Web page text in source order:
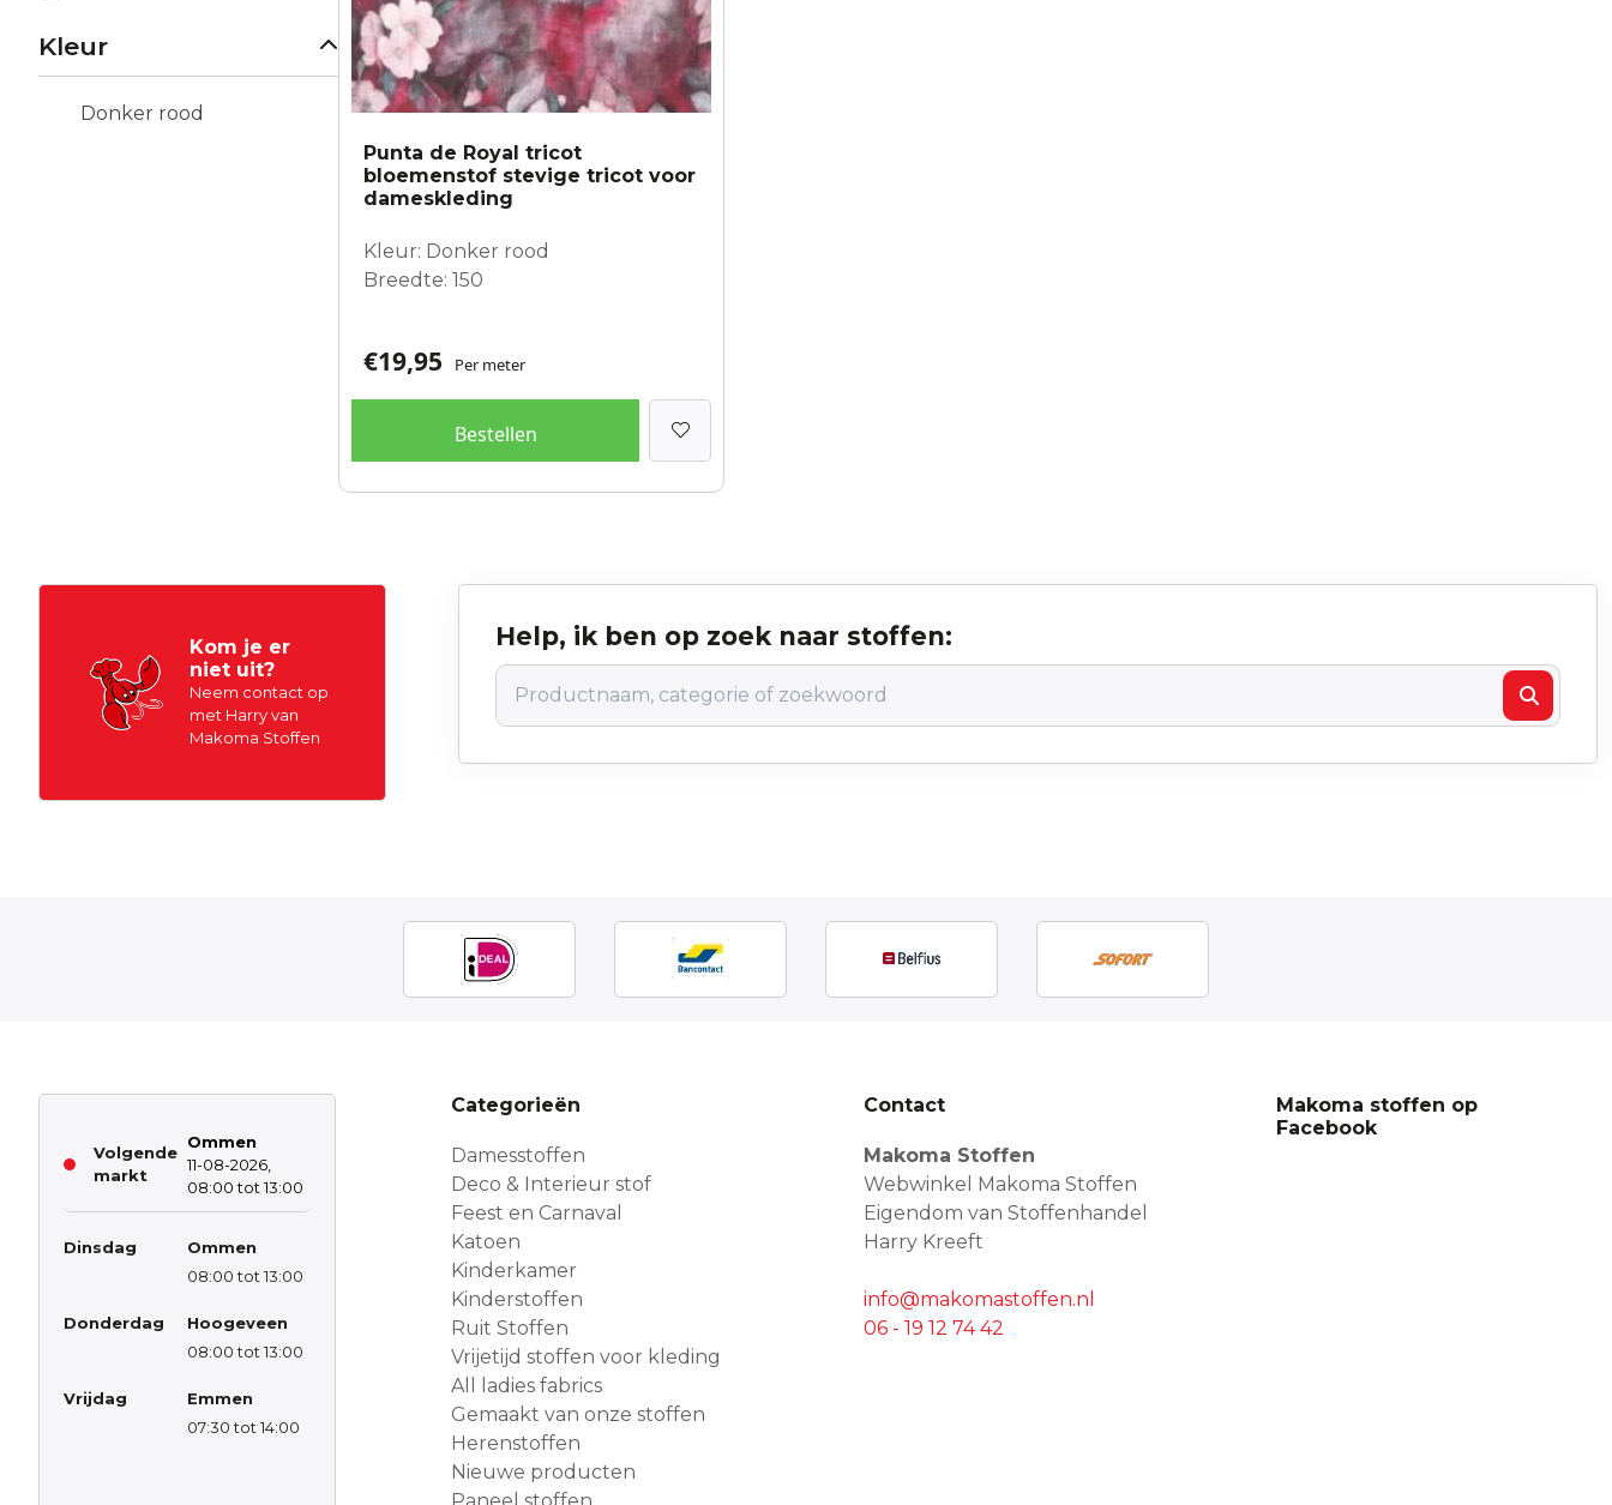
Kleur
Donker rood
Punta de Royal tricot
bloemenstof stevige tricot voor
dameskleding
Kleur: Donker rood
Breedte: 150
€19,95 Per meter
Bestellen
Kom je er
niet uit?
Neem contact op
met Harry van
Makoma Stoffen
Help, ik ben op zoek naar stoffen:
Volgende
markt
Ommen
11-08-2026,
08:00 tot 13:00
Dinsdag
Ommen
08:00 tot 13:00
Donderdag
Hoogeveen
08:00 tot 13:00
Vrijdag
Emmen
07:30 tot 14:00
Categorieën
Damesstoffen
Deco & Interieur stof
Feest en Carnaval
Katoen
Kinderkamer
Kinderstoffen
Ruit Stoffen
Vrijetijd stoffen voor kleding
All ladies fabrics
Gemaakt van onze stoffen
Herenstoffen
Nieuwe producten
Paneel stoffen
Contact
Makoma Stoffen
Webwinkel Makoma Stoffen
Eigendom van Stoffenhandel
Harry Kreeft
info@makomastoffen.nl
06 - 19 12 74 42
Makoma stoffen op
Facebook